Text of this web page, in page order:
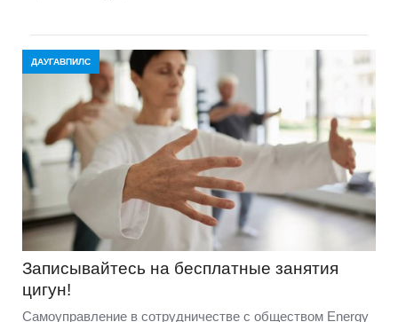
ДАУГАВПИЛС
Записывайтесь на бесплатные занятия
цигун!
Самоуправление в сотрудничестве с обществом Energy